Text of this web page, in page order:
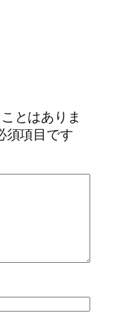
とはありま
須項目です